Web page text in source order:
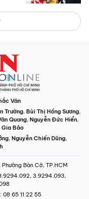
Văn
Trường, Bùi Thị Hồng Sương,
Quang, Nguyễn Đức Hiển,
Gia Bảo
, Nguyễn Chiến Dũng,
Bàn Cờ, TP.HCM
3.9294.093,
: 08 65 11 22 55